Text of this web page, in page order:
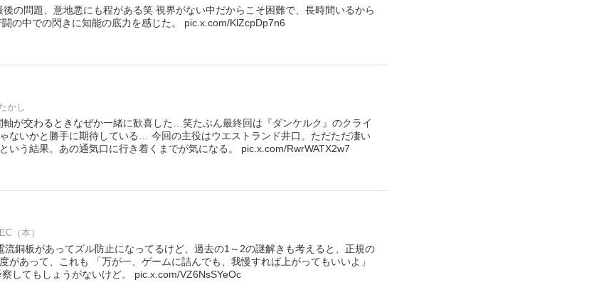
後の問題、意地悪にも程がある笑 視界がない中だからこそ困難で、長時間いるから
の中での閃きに知能の底力を感じた。 pic.x.com/KlZcpDp7n6
かし
軸が交わるときなぜか一緒に歓喜した…笑たぶん最終回は『ダンケルク』のクライ
ないかと勝手に期待している… 今回の主役はウエストランド井口。ただただ凄い
いう結果。あの通気口に行き着くまでが気になる。 pic.x.com/RwrWATX2w7
（本）
流銅板があってズル防止になってるけど、過去の1～2の謎解きも考えると、正規の
があって、これも 「万が一、ゲームに詰んでも、我慢すれば上がってもいいよ」
してもしょうがないけど。 pic.x.com/VZ6NsSYeOc